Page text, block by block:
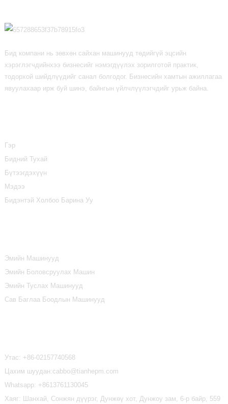
Бид компани нь зөвхөн сайхан машинууд төдийгүй эцсийн
хэрэглэгчдийнхээ бизнесийг нэмэгдүүлэх зорилготой практик,
тодорхой шийдлүүдийг санал болгодог. Бизнесийн хамтын ажиллагаа
явуулахаар ирж буй шинэ, байнгын үйлчлүүлэгчдийг урьж байна.
Гэр
Бидний Тухай
Бүтээгдэхүүн
Мэдээ
Бидэнтэй Холбоо Барина Уу
Эмийн Машинууд
Эмийн Боловсруулах Машин
Эмийн Туслах Машинууд
Сав Баглаа Боодлын Машинууд
Утас: +86-02157740568
Цахим шуудан:cabbo@tianhepm.com
Whatsapp: +8613761130045
Хаяг: Шанхай, Сонжян дүүрэг, Дунжөү хот, Дунжоу зам, 6-р байр, 559